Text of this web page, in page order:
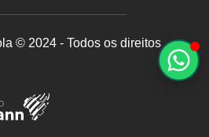
YouTube
© 2024 - Todos os direitos